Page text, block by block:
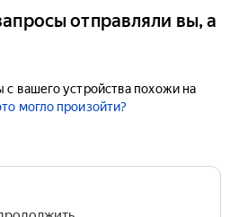
отправляли вы, а
вашего устройства похожи на
могло произойти?